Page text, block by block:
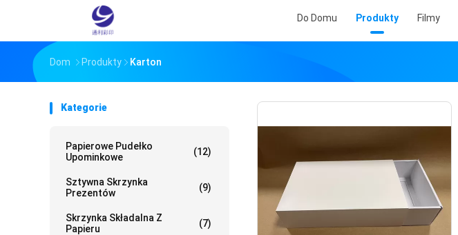
Do Domu Produkty Filmy
Dom Produkty Karton
Kategorie
Papierowe Pudełko
Upominkowe
(12)
Sztywna Skrzynka
Prezentów
(9)
Skrzynka Składalna Z
Papieru
(7)